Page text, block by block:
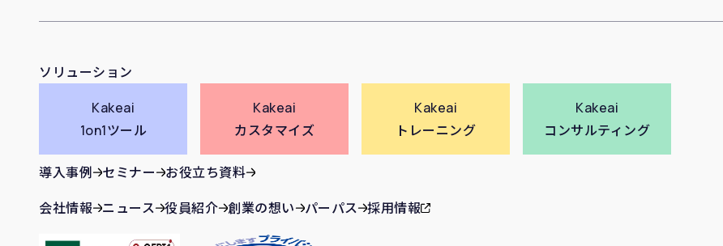
ソリューション
Kakeai
1on1ツール
Kakeai
カスタマイズ
Kakeai
トレーニング
Kakeai
コンサルティング
導入事例 セミナー
お役立ち資料
会社情報 ニュース 役員紹介 創業の想い パーパス 採用情報